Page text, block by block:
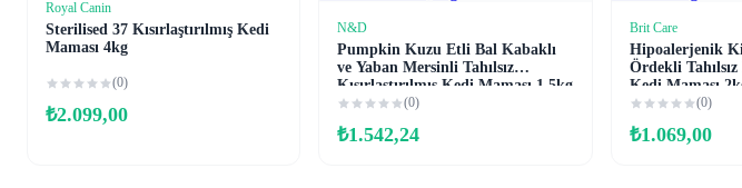
Royal Canin
Sterilised 37 Kısırlaştırılmış Kedi
Maması 4kg
(0)
₺2.099,00
N&D
Pumpkin Kuzu Etli Bal Kabaklı
ve Yaban Mersinli Tahılsız
Kısırlaştırılmış Kedi Maması 1,5kg
(0)
₺1.542,24
Brit Care
Hipoalerjenik
Ördekli Tahılsız
Kedi Maması
(0)
₺1.069,00